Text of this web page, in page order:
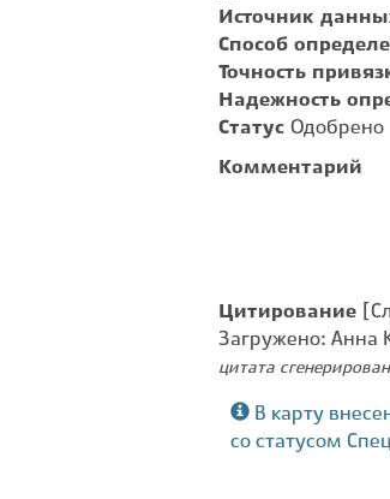
Источник
Способ
Точность
Надежность
Статус Одобрено
Комментарий
Цитирование
Загружено: Анна
цитата
В карту
со статусом